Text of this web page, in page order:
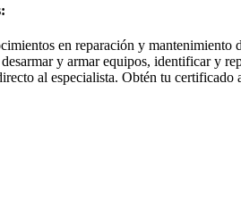
en reparación y
y armar equipos, identificar y
al especialista. Obtén tu